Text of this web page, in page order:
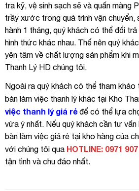
tra kỹ, vệ sinh sạch sẽ và quấn màng
trầy xước trong quá trình vận
hành 1 tháng, quý khách có thể đổi
hình thức khác nhau. Thế nên quý
yên tâm về chất lượng sản phẩm khi
Thanh Lý HD chúng tôi.
Ngoài ra quý khách có thể tham khảo
bàn làm việc thanh lý khác tại Kho
việc thanh lý giá rẻ để có thể lựa
vừa ý nhất. Nếu quý khách cần tư vấn
bàn làm việc giá rẻ tại kho hàng của
với chúng tôi qua HOTLINE: 0971
tận tình và chu đáo nhất.